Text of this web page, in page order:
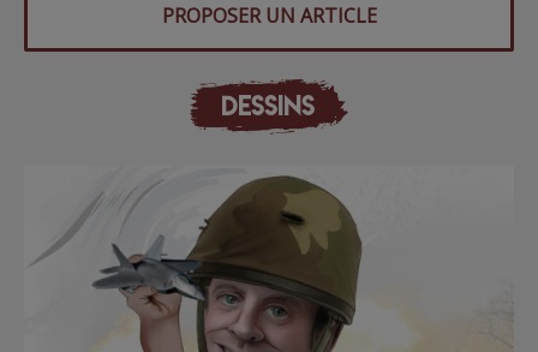
PROPOSER UN ARTICLE
DESSINS